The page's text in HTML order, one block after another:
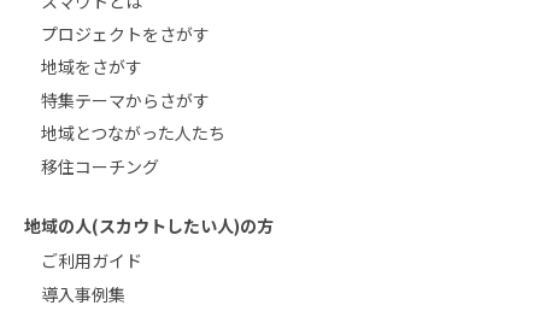
プロジェクトをさがす
地域をさがす
特集テーマからさがす
地域とつながった人たち
移住コーチング
地域の人(スカウトしたい人)の方
ご利用ガイド
導入事例集